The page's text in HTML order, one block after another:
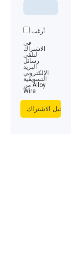
أرغب
في
الاشتراك
لتلقي
رسائل
البريد
الإلكتروني
التسويقية
من Alloy
Wire